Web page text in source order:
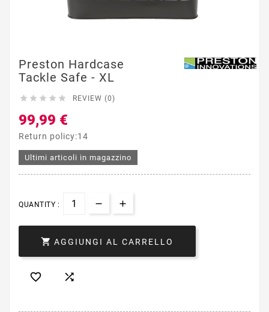
Preston Hardcase
Tackle Safe - XL
     REVIEW (0)
99,99 €
Return policy:14
Ultimi articoli in magazzino
QUANTITY :
 AGGIUNGI AL CARRELLO
 